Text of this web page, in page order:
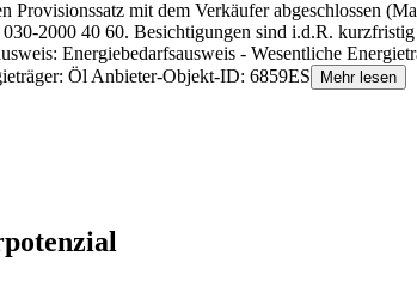
Provisionssatz mit dem Verkäufer abgeschlossen
2000 40 60. Besichtigungen sind i.d.R.
Energiebedarfsausweis - Wesentliche
Öl Anbieter-Objekt-ID: 6859ES
Mehr lesen